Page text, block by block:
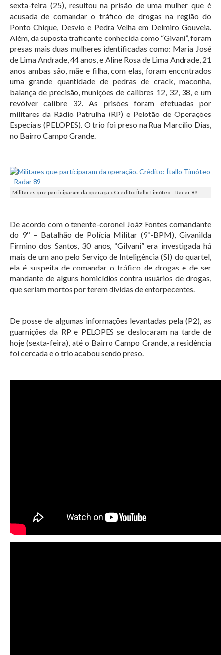
sexta-feira (25), resultou na prisão de uma mulher que é
acusada de comandar o tráfico de drogas na região do
Ponto Chique, Desvio e Pedra Velha em Delmiro Gouveia.
Além, da suposta traficante conhecida como “Givani”, foram
presas mais duas mulheres identificadas como: Maria José
de Lima Andrade, 44 anos, e Aline Rosa de Lima Andrade, 21
anos ambas são, mãe e filha, com elas, foram encontrados
uma grande quantidade de pedras de crack, maconha,
balança de precisão, munições de calibres 12, 32, 38, e um
revólver calibre 32. As prisões foram efetuadas por
militares da Rádio Patrulha (RP) e Pelotão de Operações
Especiais (PELOPES). O trio foi preso na Rua Marcílio Dias,
no Bairro Campo Grande.
Militares que participaram da operação. Crédito: Ítallo Timóteo – Radar 89
De acordo com o tenente-coronel Joáz Fontes comandante
do 9º – Batalhão de Polícia Militar (9º-BPM), Givanilda
Firmino dos Santos, 30 anos, “Gilvani” era investigada há
mais de um ano pelo Serviço de Inteligência (SI) do quartel,
ela é suspeita de comandar o tráfico de drogas e de ser
mandante de alguns homicídios contra usuários de drogas,
que seriam mortos por terem dividas de entorpecentes.
De posse de algumas informações levantadas pela (P2), as
guarnições da RP e PELOPES se deslocaram na tarde de
hoje (sexta-feira), até o Bairro Campo Grande, a residência
foi cercada e o trio acabou sendo preso.